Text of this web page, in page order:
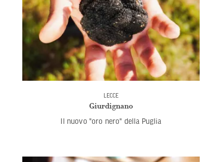
LECCE
Giurdignano
Il nuovo "oro nero" della Puglia